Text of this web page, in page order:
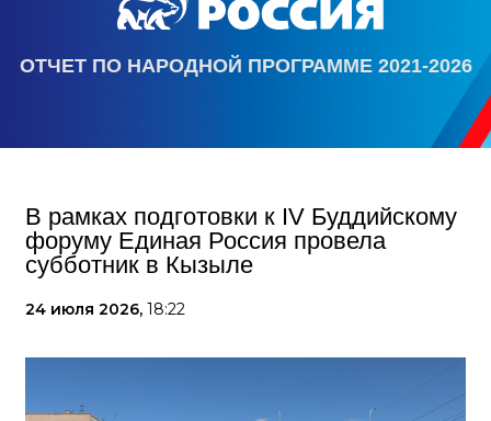
ОТЧЕТ ПО НАРОДНОЙ ПРОГРАММЕ 2021-2026
В рамках подготовки к IV Буддийскому
форуму Единая Россия провела
субботник в Кызыле
24 июля 2026, 18:22